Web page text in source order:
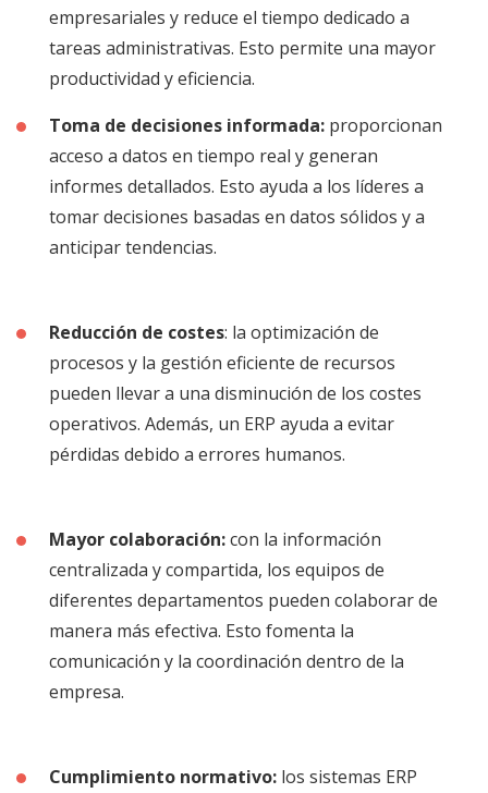
empresariales y reduce el tiempo dedicado a
tareas administrativas. Esto permite una mayor
productividad y eficiencia.
Toma de decisiones informada: proporcionan
acceso a datos en tiempo real y generan
informes detallados. Esto ayuda a los líderes a
tomar decisiones basadas en datos sólidos y a
anticipar tendencias.
Reducción de costes: la optimización de
procesos y la gestión eficiente de recursos
pueden llevar a una disminución de los costes
operativos. Además, un ERP ayuda a evitar
pérdidas debido a errores humanos.
Mayor colaboración:con la información
centralizada y compartida, los equipos de
diferentes departamentos pueden colaborar de
manera más efectiva. Esto fomenta la
comunicación y la coordinación dentro de la
empresa.
Cumplimiento normativo: los sistemas ERP